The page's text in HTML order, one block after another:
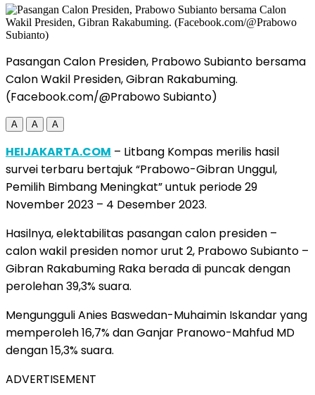
Pasangan Calon Presiden, Prabowo Subianto bersama
Calon Wakil Presiden, Gibran Rakabuming.
(Facebook.com/@Prabowo Subianto)
A A A
HEIJAKARTA.COM – Litbang Kompas merilis hasil
survei terbaru bertajuk “Prabowo-Gibran Unggul,
Pemilih Bimbang Meningkat” untuk periode 29
November 2023 – 4 Desember 2023.
Hasilnya, elektabilitas pasangan calon presiden –
calon wakil presiden nomor urut 2, Prabowo Subianto –
Gibran Rakabuming Raka berada di puncak dengan
perolehan 39,3% suara.
Mengungguli Anies Baswedan-Muhaimin Iskandar yang
memperoleh 16,7% dan Ganjar Pranowo-Mahfud MD
dengan 15,3% suara.
ADVERTISEMENT